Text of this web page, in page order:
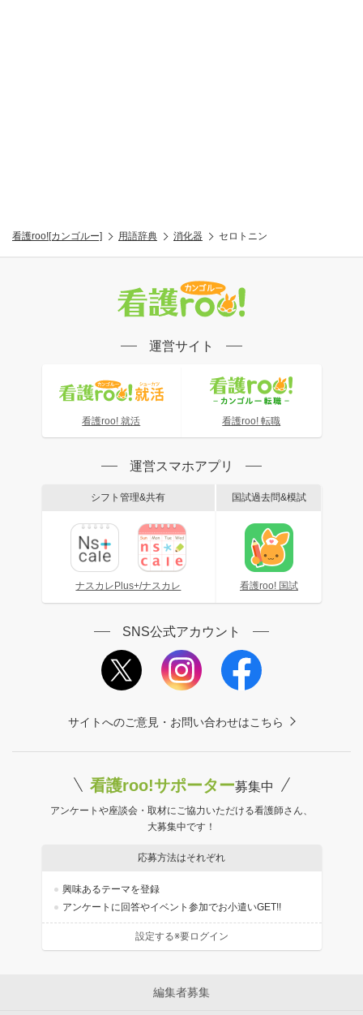
看護roo![カンゴルー] 用語辞典 消化器 セロトニン
運営サイト
看護roo! 就活 看護roo! 転職
運営スマホアプリ
シフト管理&共有
ナスカレPlus+/ナスカレ
国試過去問&模試
看護roo! 国試
SNS公式アカウント
サイトへのご意見・お問い合わせはこちら
看護roo!サポーター募集中
アンケートや座談会・取材にご協力いただける看護師さん、
大募集中です！
応募方法はそれぞれ
興味あるテーマを登録
アンケートに回答やイベント参加でお小遣いGET!!
設定する※要ログイン
編集者募集